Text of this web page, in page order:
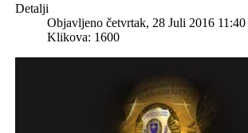
Detalji
Objavljeno četvrtak, 28 Juli 2016 11:40
Klikova: 1600